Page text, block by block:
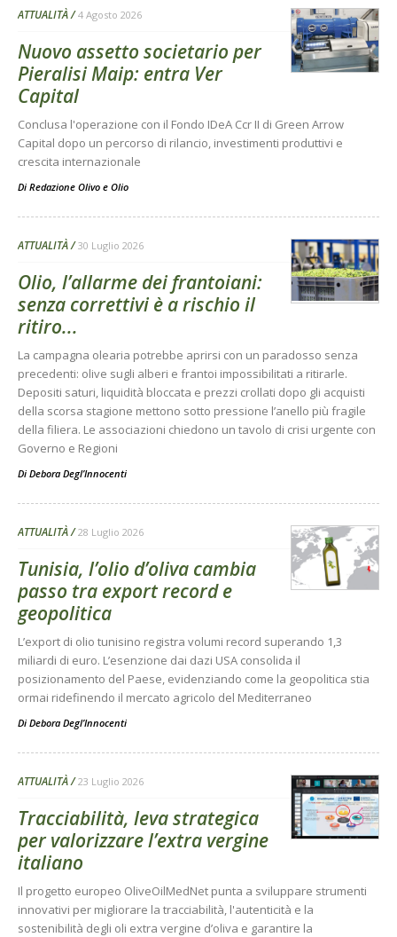
ATTUALITÀ 4 Agosto 2026
Nuovo assetto societario per
Pieralisi Maip: entra Ver
Capital
Conclusa l'operazione con il Fondo IDeA Ccr II di Green Arrow
Capital dopo un percorso di rilancio, investimenti produttivi e
crescita internazionale
Di Redazione Olivo e Olio
ATTUALITÀ 30 Luglio 2026
Olio, l’allarme dei frantoiani:
senza correttivi è a rischio il
ritiro...
La campagna olearia potrebbe aprirsi con un paradosso senza
precedenti: olive sugli alberi e frantoi impossibilitati a ritirarle.
Depositi saturi, liquidità bloccata e prezzi crollati dopo gli acquisti
della scorsa stagione mettono sotto pressione l’anello più fragile
della filiera. Le associazioni chiedono un tavolo di crisi urgente con
Governo e Regioni
Di Debora Degl’Innocenti
ATTUALITÀ 28 Luglio 2026
Tunisia, l’olio d’oliva cambia
passo tra export record e
geopolitica
L’export di olio tunisino registra volumi record superando 1,3
miliardi di euro. L’esenzione dai dazi USA consolida il
posizionamento del Paese, evidenziando come la geopolitica stia
ormai ridefinendo il mercato agricolo del Mediterraneo
Di Debora Degl’Innocenti
ATTUALITÀ 23 Luglio 2026
Tracciabilità, leva strategica
per valorizzare l’extra vergine
italiano
Il progetto europeo OliveOilMedNet punta a sviluppare strumenti
innovativi per migliorare la tracciabilità, l'autenticità e la
sostenibilità degli oli extra vergine d’oliva e garantire la